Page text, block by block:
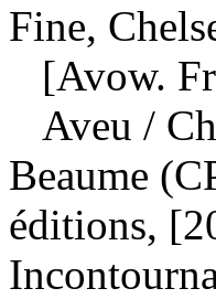
Fine,
[Avow.
Aveu /
Beaume
éditions,